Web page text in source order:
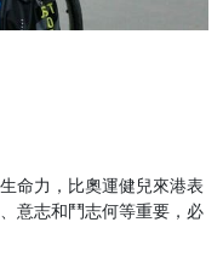
命力，比奧運健兒來港表
意志和鬥志何等重要，必